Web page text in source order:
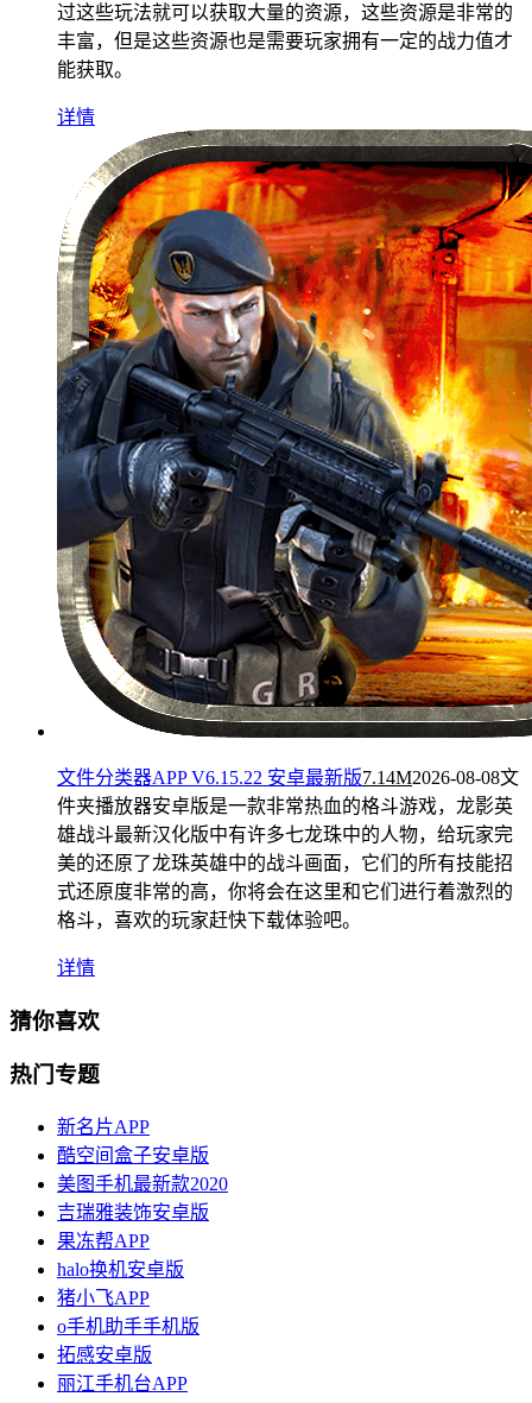
过这些玩法就可以获取大量的资源，这些资源是非常的
丰富，但是这些资源也是需要玩家拥有一定的战力值才
能获取。
详情
文件分类器APP V6.15.22 安卓最新版7.14M2026-08-08文
件夹播放器安卓版是一款非常热血的格斗游戏，龙影英
雄战斗最新汉化版中有许多七龙珠中的人物，给玩家完
美的还原了龙珠英雄中的战斗画面，它们的所有技能招
式还原度非常的高，你将会在这里和它们进行着激烈的
格斗，喜欢的玩家赶快下载体验吧。
详情
猜你喜欢
热门专题
新名片APP
酷空间盒子安卓版
美图手机最新款2020
吉瑞雅装饰安卓版
果冻帮APP
halo换机安卓版
猪小飞APP
o手机助手手机版
拓感安卓版
丽江手机台APP